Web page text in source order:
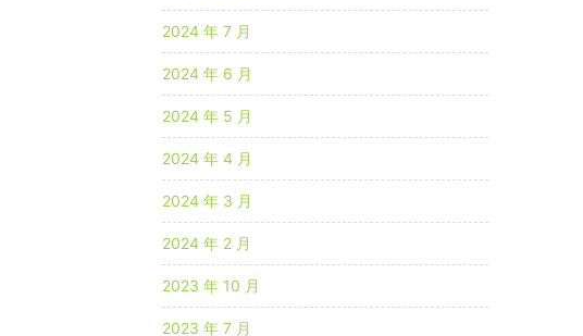
2024 年 7 月
2024 年 6 月
2024 年 5 月
2024 年 4 月
2024 年 3 月
2024 年 2 月
2023 年 10 月
2023 年 7 月